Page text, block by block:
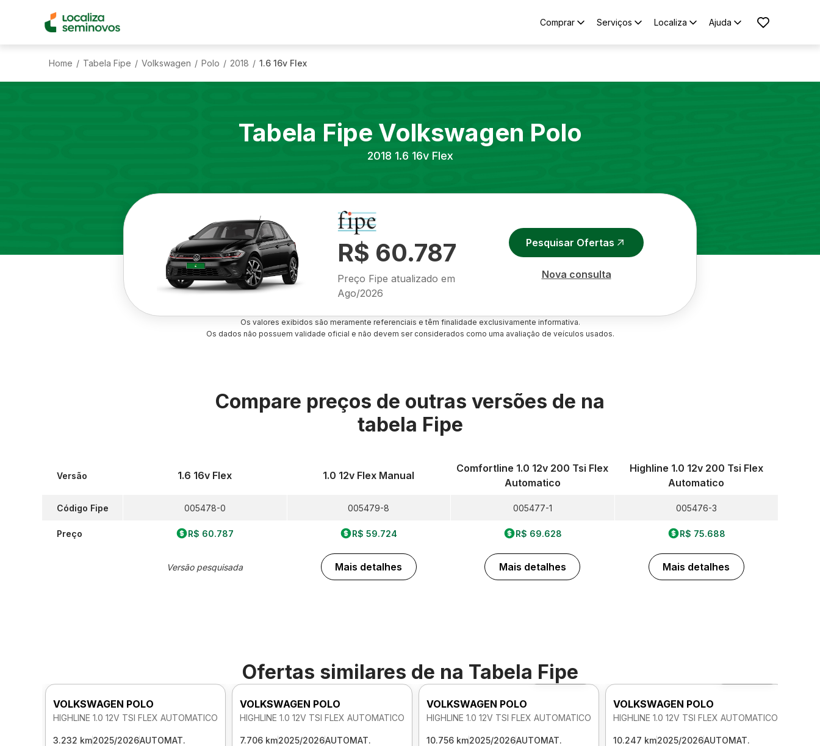
Comprar Serviços Localiza Ajuda
Home / Tabela Fipe / Volkswagen / Polo / 2018 / 1.6 16v Flex
Tabela Fipe Volkswagen Polo
2018 1.6 16v Flex
R$ 60.787
Preço Fipe atualizado em
Ago/2026
Pesquisar Ofertas
Nova consulta
Os valores exibidos são meramente referenciais e têm finalidade exclusivamente informativa.
Os dados não possuem validade oficial e não devem ser considerados como uma avaliação de veículos usados.
Compare preços de outras versões de na
tabela Fipe
Versão
Código Fipe
Preço
1.6 16v Flex
005478-0
R$ 60.787
Versão pesquisada
1.0 12v Flex Manual
005479-8
R$ 59.724
Mais detalhes
Comfortline 1.0 12v 200 Tsi Flex
Automatico
005477-1
R$ 69.628
Mais detalhes
Highline 1.0 12v 200 Tsi Flex
Automatico
005476-3
R$ 75.688
Mais detalhes
Ofertas similares de na Tabela Fipe
VOLKSWAGEN POLO
HIGHLINE 1.0 12V TSI FLEX AUTOMATICO
3.232 km2025/2026AUTOMAT.
VOLKSWAGEN POLO
HIGHLINE 1.0 12V TSI FLEX AUTOMATICO
7.706 km2025/2026AUTOMAT.
Foto 360º
VOLKSWAGEN POLO
HIGHLINE 1.0 12V TSI FLEX AUTOMATICO
10.756 km2025/2026AUTOMAT.
VOLKSWAGEN POLO
HIGHLINE 1.0 12V TSI FLEX AUTOMATICO
10.247 km2025/2026AUTOMAT.